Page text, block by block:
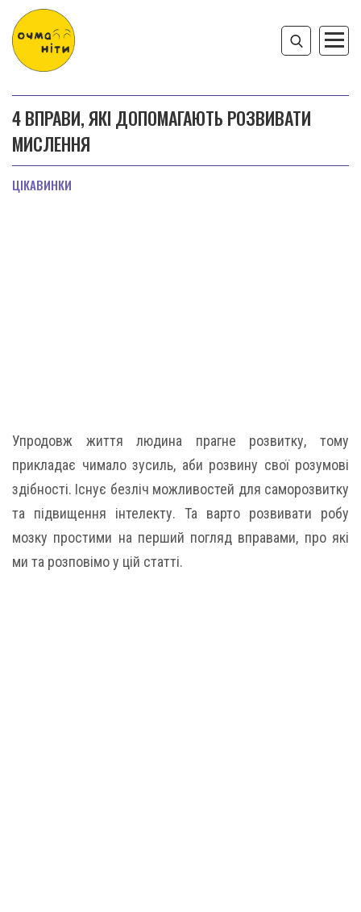
4 ВПРАВИ, ЯКІ ДОПОМАГАЮТЬ РОЗВИВАТИ
МИСЛЕННЯ
ЦІКАВИНКИ
Упродовж життя людина прагне розвитку, тому
прикладає чимало зусиль, аби розвину свої розумові
здібності. Існує безліч можливостей для саморозвитку
та підвищення інтелекту. Та варто розвивати робу
мозку простими на перший погляд вправами, про які
ми та розповімо у цій статті.